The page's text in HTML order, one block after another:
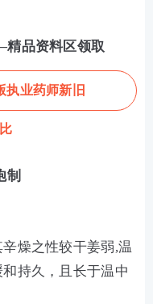
品资料区领取
执业药师新旧
制
燥之性较干姜弱,温
持久，且长于温中